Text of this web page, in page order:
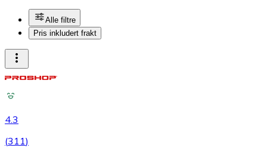
Alle filtre
Pris inkludert frakt
4.3
(311)